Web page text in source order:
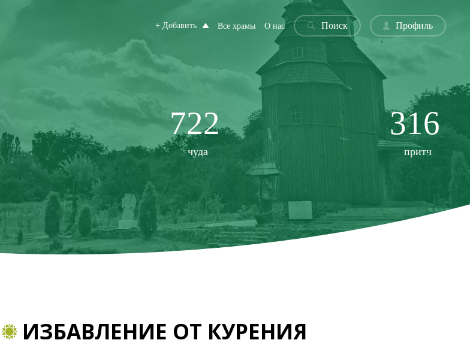
+ Добавить Все храмы О нас Поиск Профиль
722
чуда
316
притч
ИЗБАВЛЕНИЕ ОТ КУРЕНИЯ